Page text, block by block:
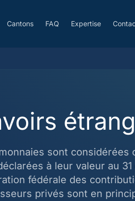
Cantons FAQ Expertise
sont considérées
à leur valeur au
fédérale des
privés sont en